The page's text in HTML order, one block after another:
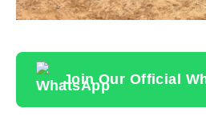
Join Our Official